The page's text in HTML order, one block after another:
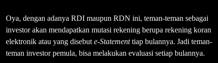
Oya, dengan adanya RDI maupun RDN ini, teman-teman sebagai
investor akan mendapatkan mutasi rekening berupa rekening koran
elektronik atau yang disebut e-Statementtiap bulannya. Jadi teman-
teman investor pemula, bisa melakukan evaluasi setiap bulannya.